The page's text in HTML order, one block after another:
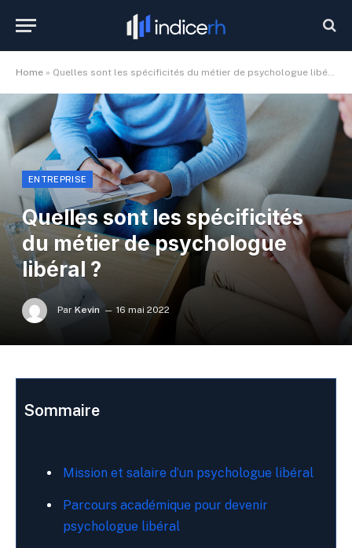
Home » Quelles sont les spécificités du métier de psychologue libéral ?
ENTREPRISE
Quelles sont les spécificités
du métier de psychologue
libéral ?
Par Kevin 16 mai 2022
Sommaire
Mission et salaire d’un psychologue libéral
Parcours académique pour devenir
psychologue libéral